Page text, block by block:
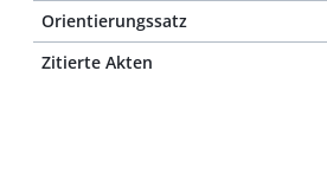
Orientierungssatz
Zitierte Akten